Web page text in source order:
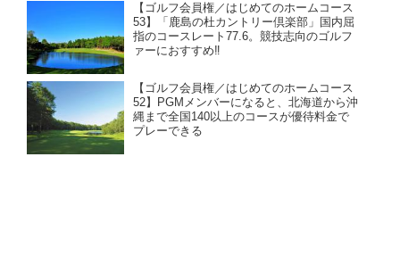
【ゴルフ会員権／はじめてのホームコース
53】「鹿島の杜カントリー倶楽部」国内屈
指のコースレート77.6。競技志向のゴルフ
ァーにおすすめ‼
【ゴルフ会員権／はじめてのホームコース
52】PGMメンバーになると、北海道から沖
縄まで全国140以上のコースが優待料金で
プレーできる